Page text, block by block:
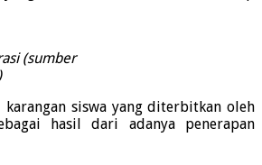
(sumber
siswa yang diterbitkan oleh
hasil dari adanya penerapan